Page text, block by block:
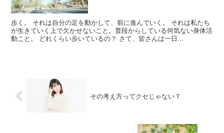
歩く。 それは自分の足を動かして、前に進んでいく。 それは私たち
が生きていく上で欠かせないこと。普段からしている何気ない身体活
動こと。 どれくらい歩いているの？ さて、皆さんは一日...
その考え方ってクセじゃない？